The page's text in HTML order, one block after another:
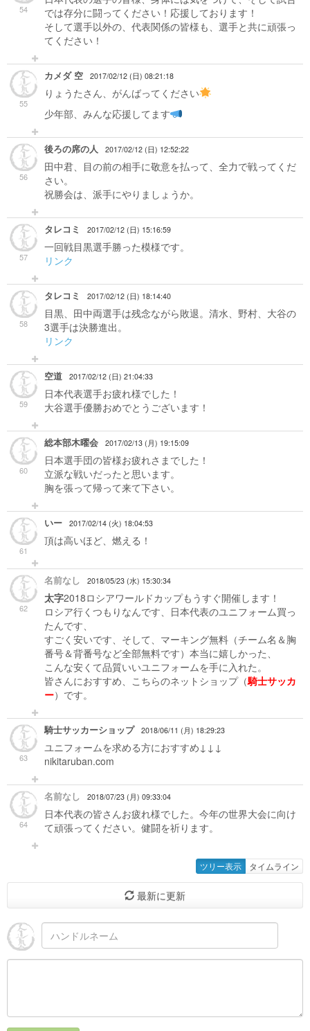
54
では存分に闘ってください！応援しております！
そして選手以外の、代表関係の皆様も、選手と共に頑張っ
てください！
55
カメダ 空 2017/02/12 (日) 08:21:18
りょうたさん、がんばってください
少年部、みんな応援してます
56
後ろの席の人 2017/02/12 (日) 12:52:22
田中君、目の前の相手に敬意を払って、全力で戦ってくだ
さい。
祝勝会は、派手にやりましょうか。
57
タレコミ 2017/02/12 (日) 15:16:59
一回戦目黒選手勝った模様です。
リンク
58
タレコミ 2017/02/12 (日) 18:14:40
目黒、田中両選手は残念ながら敗退。清水、野村、大谷の
3選手は決勝進出。
リンク
59
空道 2017/02/12 (日) 21:04:33
日本代表選手お疲れ様でした！
大谷選手優勝おめでとうございます！
60
総本部木曜会 2017/02/13 (月) 19:15:09
日本選手団の皆様お疲れさまでした！
立派な戦いだったと思います。
胸を張って帰って来て下さい。
61
いー 2017/02/14 (火) 18:04:53
頂は高いほど、燃える！
62
名前なし 2018/05/23 (水) 15:30:34
太字2018ロシアワールドカップもうすぐ開催します！
ロシア行くつもりなんです、日本代表のユニフォーム買っ
たんです、
すごく安いです、そして、マーキング無料（チーム名＆胸
番号＆背番号など全部無料です）本当に嬉しかった、
こんな安くて品質いいユニフォームを手に入れた。
皆さんにおすすめ、こちらのネットショップ（騎士サッカ
ー）です。
63
騎士サッカーショップ 2018/06/11 (月) 18:29:23
ユニフォームを求める方におすすめ↓↓↓
nikitaruban.com
64
名前なし 2018/07/23 (月) 09:33:04
日本代表の皆さんお疲れ様でした。今年の世界大会に向け
て頑張ってください。健闘を祈ります。
ツリー表示 タイムライン
最新に更新